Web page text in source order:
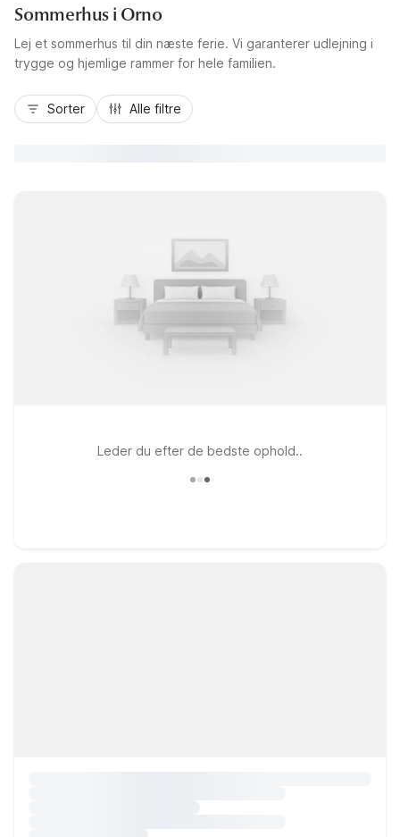
Sommerhus i Orno
Lej et sommerhus til din næste ferie. Vi garanterer udlejning i
trygge og hjemlige rammer for hele familien.
Sorter Alle filtre
Leder du efter de bedste ophold..